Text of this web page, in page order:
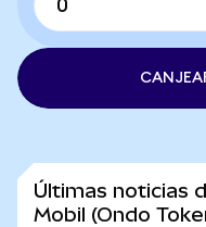
Últimas noticias
Mobil (Ondo